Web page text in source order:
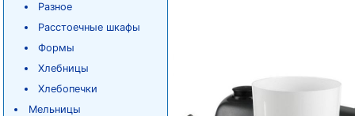
Разное
Расстоечные шкафы
Формы
Хлебницы
Хлебопечки
Мельницы